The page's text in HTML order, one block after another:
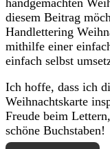
diesem Beitrag
Handlettering
mithilfe einer
einfach selbst
Ich hoffe, dass ich
Weihnachtskarte
Freude beim
schöne Buchstaben!